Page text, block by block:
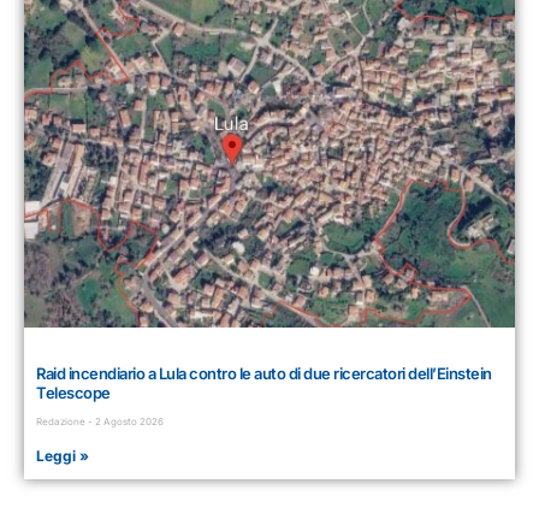
Raid incendiario a Lula contro le auto di due ricercatori dell’Einstein
Telescope
Redazione 2 Agosto 2026
Leggi »